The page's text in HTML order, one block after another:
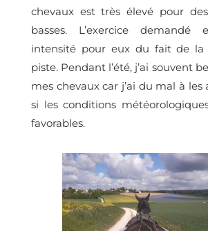
chevaux est très élevé pour
basses. L’exercice
intensité pour eux du fait de
piste. Pendant l’été, j’ai souvent
mes chevaux car j’ai du mal à les
si les conditions
favorables.